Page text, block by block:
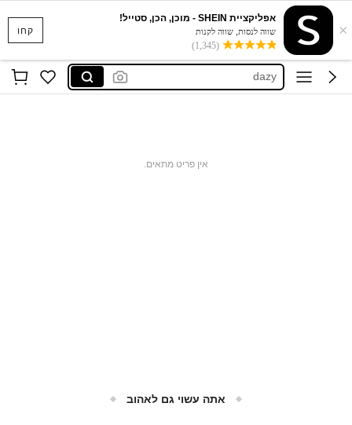
קחו ×
אפליקציית SHEIN - מוכן, הכן, סטייל!
שווה לנסות, שווה לקנות
(1,345)
motf
musera
dazy
shein tall
אין פריט מתאים.
אתה עשוי גם לאהוב